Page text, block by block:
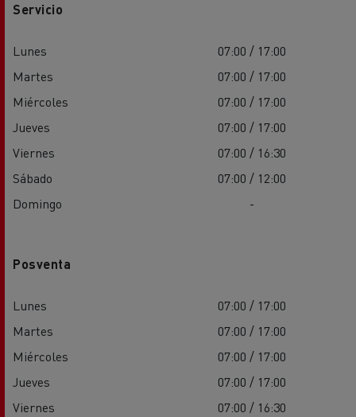
Servicio
Lunes
07:00 / 17:00
Martes
07:00 / 17:00
Miércoles
07:00 / 17:00
Jueves
07:00 / 17:00
Viernes
07:00 / 16:30
Sábado
07:00 / 12:00
Domingo
-
Posventa
Lunes
07:00 / 17:00
Martes
07:00 / 17:00
Miércoles
07:00 / 17:00
Jueves
07:00 / 17:00
Viernes
07:00 / 16:30